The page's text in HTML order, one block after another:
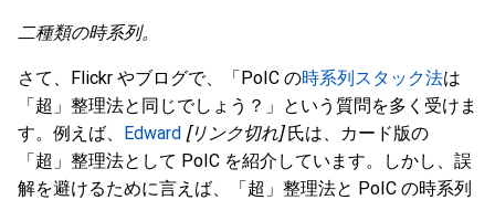
二種類の時系列。
さて、Flickr やブログで、「PoIC の時系列スタック法は
「超」整理法と同じでしょう？」という質問を多く受けま
す。例えば、 Edward [リンク切れ]氏は、カード版の
「超」整理法として PoIC を紹介しています。しかし、誤
解を避けるために言えば、「超」整理法と PoIC の時系列